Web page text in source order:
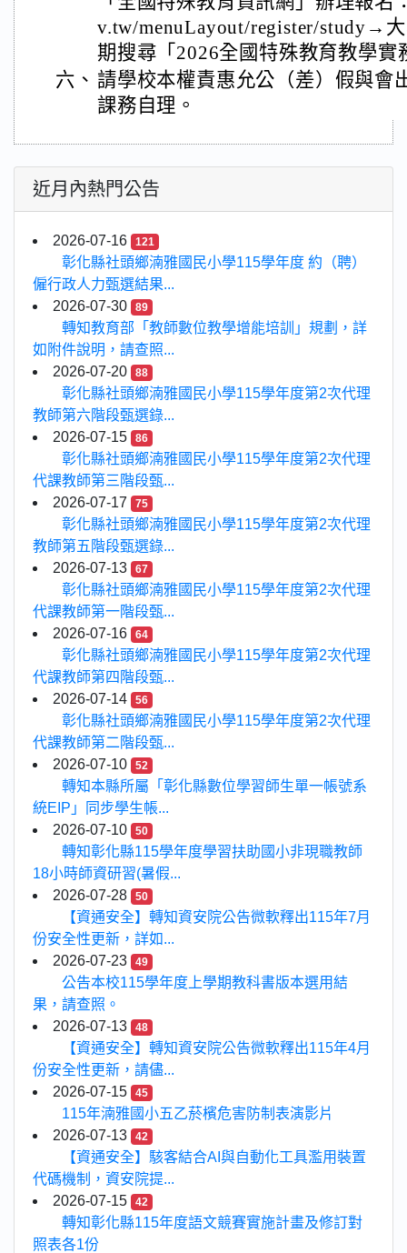
v.tw/menuLayout/register/study→
期搜尋「2026全國特殊教育教學實
六、 請學校本權責惠允公（差）假與會
課務自理。
近月內熱門公告
2026-07-16 121
彰化縣社頭鄉湳雅國民小學115學年度 約（聘）
僱行政人力甄選結果...
2026-07-30
89
轉知教育部「教師數位教學增能培訓」規劃，詳
如附件說明，請查照...
2026-07-20
88
彰化縣社頭鄉湳雅國民小學115學年度第2次代理
教師第六階段甄選錄...
2026-07-15
86
彰化縣社頭鄉湳雅國民小學115學年度第2次代理
代課教師第三階段甄...
2026-07-17
75
彰化縣社頭鄉湳雅國民小學115學年度第2次代理
教師第五階段甄選錄...
2026-07-13
67
彰化縣社頭鄉湳雅國民小學115學年度第2次代理
代課教師第一階段甄...
2026-07-16
64
彰化縣社頭鄉湳雅國民小學115學年度第2次代理
代課教師第四階段甄...
2026-07-14
56
彰化縣社頭鄉湳雅國民小學115學年度第2次代理
代課教師第二階段甄...
2026-07-10
52
轉知本縣所屬「彰化縣數位學習師生單一帳號系
統EIP」同步學生帳...
2026-07-10
50
轉知彰化縣115學年度學習扶助國小非現職教師
18小時師資研習(暑假...
2026-07-28
50
【資通安全】轉知資安院公告微軟釋出115年7月
份安全性更新，詳如...
2026-07-23
49
公告本校115學年度上學期教科書版本選用結
果，請查照。
2026-07-13
48
【資通安全】轉知資安院公告微軟釋出115年4月
份安全性更新，請儘...
2026-07-15
45
115年湳雅國小五乙菸檳危害防制表演影片
2026-07-13
42
【資通安全】駭客結合AI與自動化工具濫用裝置
代碼機制，資安院提...
2026-07-15
42
轉知彰化縣115年度語文競賽實施計畫及修訂對
照表各1份